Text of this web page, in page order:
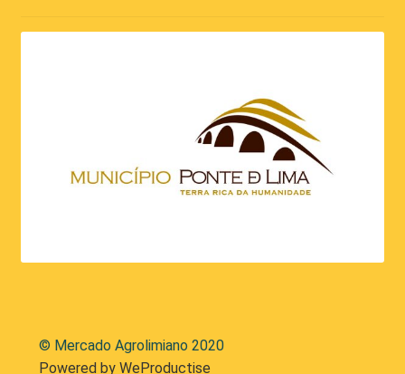
© Mercado Agrolimiano 2020
Powered by WeProductise